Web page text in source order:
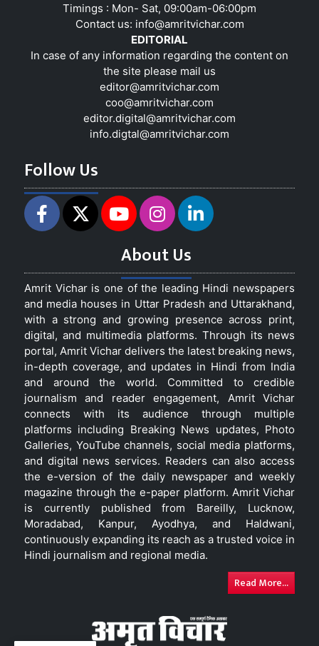
Timings : Mon- Sat, 09:00am-06:00pm
Contact us: info@amritvichar.com
EDITORIAL
In case of any information regarding the content on
the site please mail us
editor@amritvichar.com
coo@amritvichar.com
editor.digital@amritvichar.com
info.digtal@amritvichar.com
Follow Us
About Us
Amrit Vichar is one of the leading Hindi newspapers
and media houses in Uttar Pradesh and Uttarakhand,
with a strong and growing presence across print,
digital, and multimedia platforms. Through its news
portal, Amrit Vichar delivers the latest breaking news,
in-depth coverage, and updates in Hindi from India
and around the world. Committed to credible
journalism and reader engagement, Amrit Vichar
connects with its audience through multiple
platforms including Breaking News updates, Photo
Galleries, YouTube channels, social media platforms,
and digital news services. Readers can also access
the e-version of the daily newspaper and weekly
magazine through the e-paper platform. Amrit Vichar
is currently published from Bareilly, Lucknow,
Moradabad, Kanpur, Ayodhya, and Haldwani,
continuously expanding its reach as a trusted voice in
Hindi journalism and regional media.
Read More...